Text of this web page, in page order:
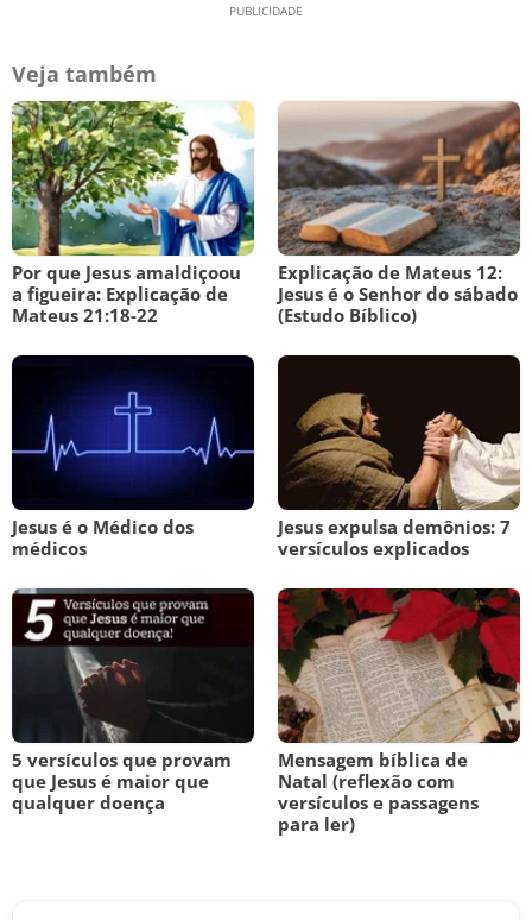
Veja também
Por que Jesus amaldiçoou
a figueira: Explicação de
Mateus 21:18-22
Explicação de Mateus 12:
Jesus é o Senhor do sábado
(Estudo Bíblico)
Jesus é o Médico dos
médicos
Jesus expulsa demônios: 7
versículos explicados
5 versículos que provam
que Jesus é maior que
qualquer doença
Mensagem bíblica de
Natal (reflexão com
versículos e passagens
para ler)